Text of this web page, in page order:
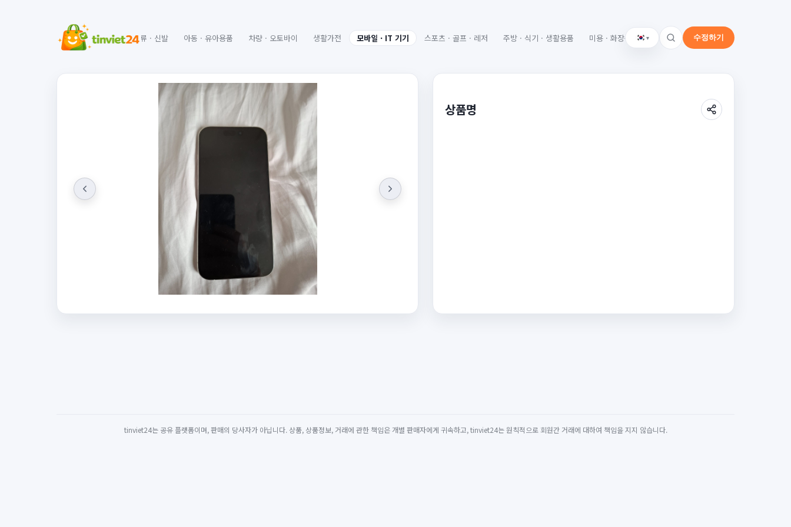
가구 · 인테리어 패션 · 의류 · 신발 아동 · 유아용품 차량 · 오토바이 생활가전 모바일 · IT 기기 스포츠 · 골프 · 레저 주방 · 식기 · 생활용품 미용 · 화장품 기타
▾ 수정하기
상품명
tinviet24는 공유 플랫폼이며, 판매의 당사자가 아닙니다. 상품, 상품정보, 거래에 관한 책임은 개별 판매자에게 귀속하고, tinviet24는 원칙적으로 회원간 거래에 대하여 책임을 지지 않습니다.